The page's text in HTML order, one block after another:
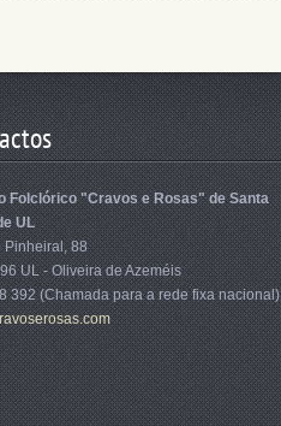
Folclórico "Cravos e Rosas" de Santa
UL
Pinheiral, 88
UL - Oliveira de Azeméis
392 (Chamada para a rede fixa nacional)
voserosas.com